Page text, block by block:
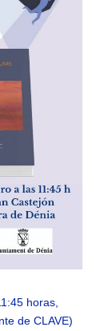
horas,
de CLAVE)